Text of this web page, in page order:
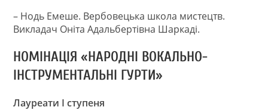
– Нодь Емеше. Вербовецька школа мистецтв.
Викладач Оніта Адальбертівна Шаркаді.
НОМІНАЦІЯ «НАРОДНІ ВОКАЛЬНО-
ІНСТРУМЕНТАЛЬНІ ГУРТИ»
Лауреати І ступеня